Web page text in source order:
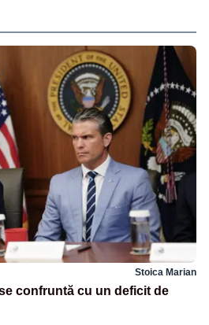
Stoica Marian
confruntă cu un deficit de